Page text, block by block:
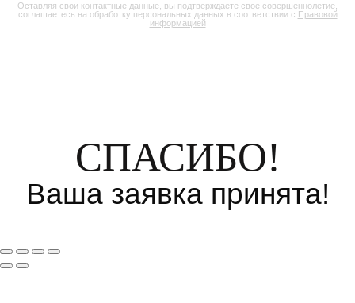
Оставляя свои контактные данные, вы подтверждаете свое совершеннолетие,
соглашаетесь на обработку персональных данных в соответствии с Правовой
информацией
СПАСИБО!
Ваша заявка принята!